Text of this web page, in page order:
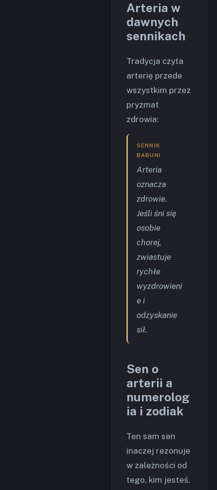
Arteria w
dawnych
sennikach
Tradycja czyta
arterię przede
wszystkim przez
pryzmat
zdrowia:
SENNIK
BABUNI
Arteria
oznacza
zdrowie.
Jeśli śni się
osobie
chorej,
zwiastuje
rychłe
wyzdrowieni
e i
odzyskanie
sił.
Sen o
arterii a
numerolog
ia i zodiak
Ten sam sen
inaczej rezonuje
w zależności od
tego, kim jesteś.